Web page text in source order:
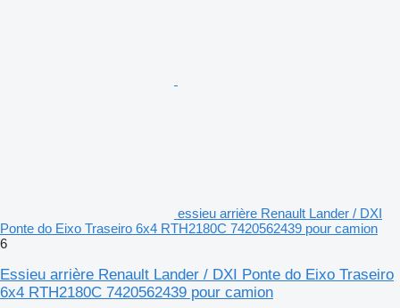
essieu arrière Renault Lander / DXI
Ponte do Eixo Traseiro 6x4 RTH2180C 7420562439 pour camion
6
Essieu arrière Renault Lander / DXI Ponte do Eixo Traseiro
6x4 RTH2180C 7420562439 pour camion